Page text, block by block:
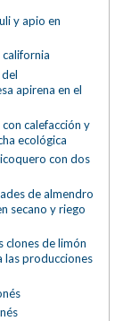
y apio en
apirena en el
calefacción y
ecológica
con dos
de almendro
secano y riego
clones de limón
las producciones